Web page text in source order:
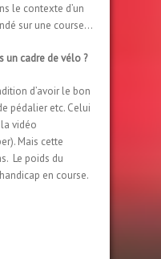
le contexte d’un
sur une course…
un cadre de vélo ?
d’avoir le bon
pédalier etc. Celui
vidéo
Mais cette
Le poids du
en course.